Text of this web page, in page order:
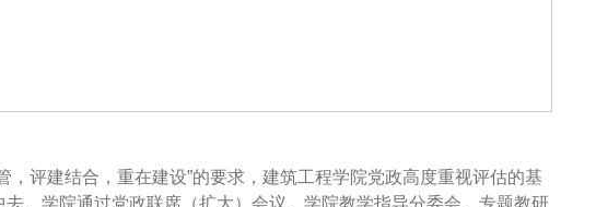
，评建结合，重在建设”的要求，建筑工程学院党政高度重视评估的基
。学院通过党政联席（扩大）会议、学院教学指导分委会、专题教研